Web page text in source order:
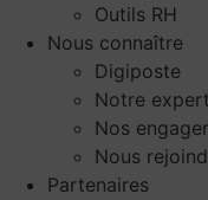
Outils RH
Nous connaître
Digiposte
Notre
Nos
Nous
Partenaires